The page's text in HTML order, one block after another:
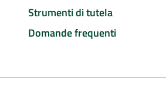
Strumenti di tutela
Domande frequenti